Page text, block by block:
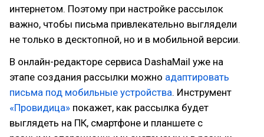
интернетом. Поэтому при настройке рассылок
важно, чтобы письма привлекательно выглядели
не только в десктопной, но и в мобильной версии.
В онлайн-редакторе сервиса DashaMail уже на
этапе создания рассылки можно адаптировать
письма под мобильные устройства. Инструмент
«Провидица» покажет, как рассылка будет
выглядеть на ПК, смартфоне и планшете с